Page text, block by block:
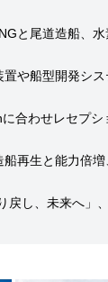
と尾道造船、
や船型開発シ
合わせレセプ
再生と能力倍
戻し、未来へ」